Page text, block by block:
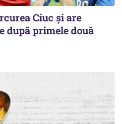
Ciuc şi are
după primele două